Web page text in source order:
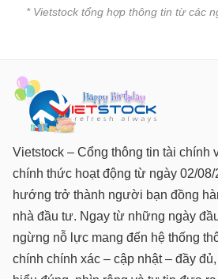
* Vietstock tổng hợp thông tin từ các
Vietstock – Cổng thông tin tài chính
chính thức hoạt động từ ngày 02/
hướng trở thành người bạn đồng
nhà đầu tư. Ngay từ những ngày
ngừng nỗ lực mang đến hệ thống
chính chính xác – cập nhật – đầy
CÔNG
THÔNG
TIN
DỊCH